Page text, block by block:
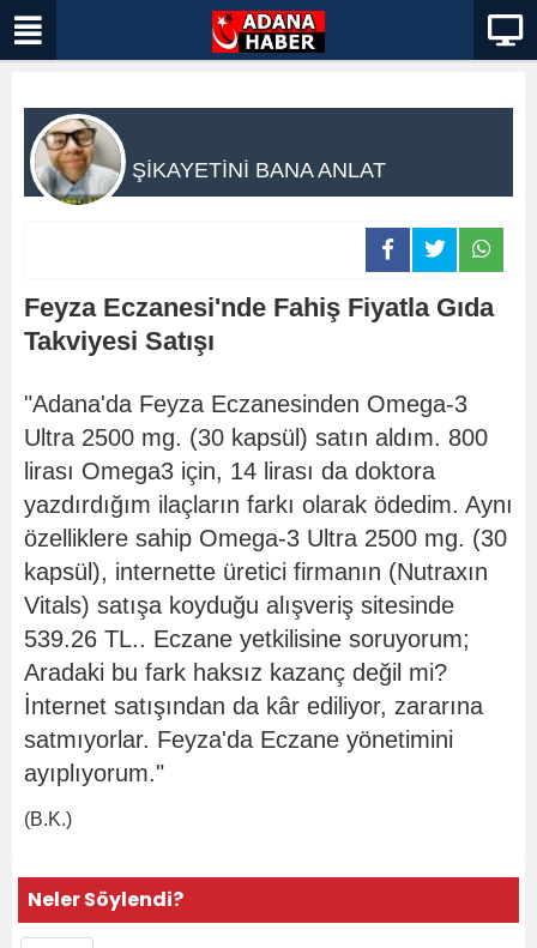
ŞİKAYETİNİ BANA ANLAT
Feyza Eczanesi'nde Fahiş Fiyatla Gıda
Takviyesi Satışı
"Adana'da Feyza Eczanesinden Omega-3
Ultra 2500 mg. (30 kapsül) satın aldım. 800
lirası Omega3 için, 14 lirası da doktora
yazdırdığım ilaçların farkı olarak ödedim. Aynı
özelliklere sahip Omega-3 Ultra 2500 mg. (30
kapsül), internette üretici firmanın (Nutraxın
Vitals) satışa koyduğu alışveriş sitesinde
539.26 TL.. Eczane yetkilisine soruyorum;
Aradaki bu fark haksız kazanç değil mi?
İnternet satışından da kâr ediliyor, zararına
satmıyorlar. Feyza'da Eczane yönetimini
ayıplıyorum."
(B.K.)
Neler Söylendi?